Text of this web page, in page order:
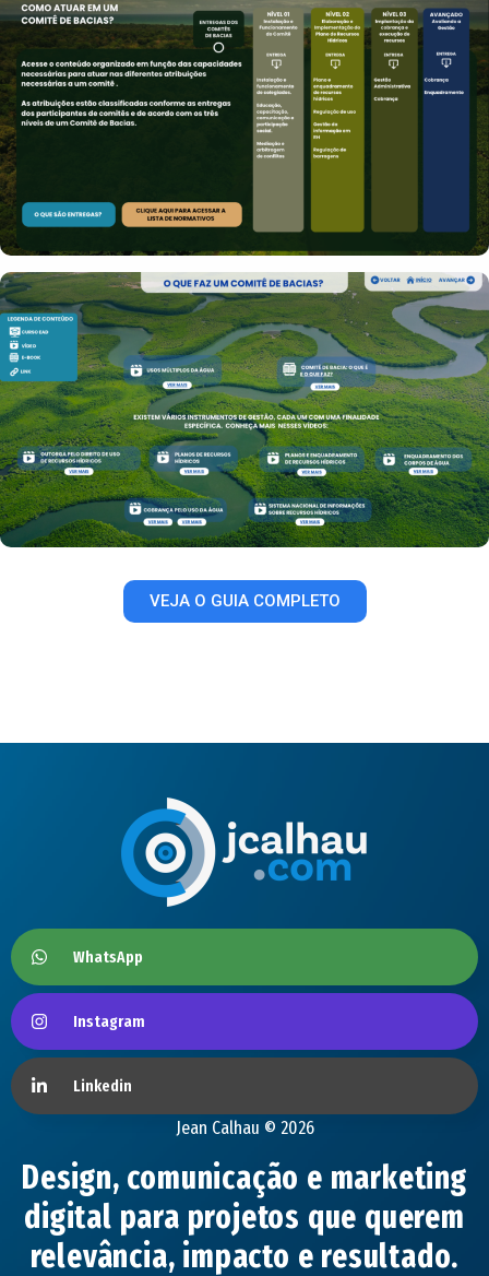
VEJA O GUIA COMPLETO
WhatsApp
Instagram
Linkedin
Jean Calhau © 2026
Design, comunicação e marketing
digital para projetos que querem
relevância, impacto e resultado.